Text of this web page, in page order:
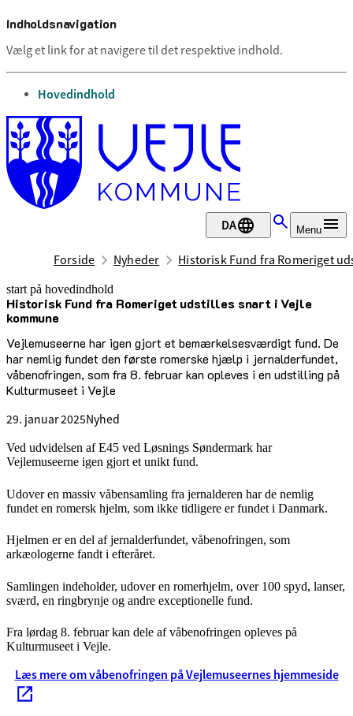
Indholdsnavigation
Vælg et link for at navigere til det respektive indhold.
gå til
Hovedindhold
DA Menu
Forside Nyheder Historisk Fund fra Romeriget
start på hovedindhold
Historisk Fund fra Romeriget udstilles snart i Vejle
kommune
Vejlemuseerne har igen gjort et bemærkelsesværdigt fund. De
har nemlig fundet den første romerske hjælp i jernalderfundet,
våbenofringen, som fra 8. februar kan opleves i en udstilling på
Kulturmuseet i Vejle
29. januar 2025Nyhed
senest opdateret 22. april 2025
Ved udvidelsen af E45 ved Løsnings Søndermark har
Vejlemuseerne igen gjort et unikt fund.
Udover en massiv våbensamling fra jernalderen har de nemlig
fundet en romersk hjelm, som ikke tidligere er fundet i Danmark.
Hjelmen er en del af jernalderfundet, våbenofringen, som
arkæologerne fandt i efteråret.
Samlingen indeholder, udover en romerhjelm, over 100 spyd, lanser,
sværd, en ringbrynje og andre exceptionelle fund.
Fra lørdag 8. februar kan dele af våbenofringen opleves på
Kulturmuseet i Vejle.
Læs mere om våbenofringen på Vejlemuseernes hjemmeside